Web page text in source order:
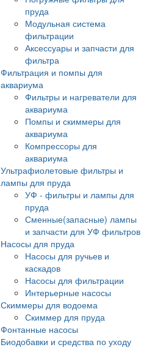
пруда
Модульная система
фильтрации
Аксессуары и запчасти для
фильтра
Фильтрация и помпы для
аквариума
Фильтры и нагреватели для
аквариума
Помпы и скиммеры для
аквариума
Компрессоры для
аквариума
Ультрафиолетовые фильтры и
лампы для пруда
УФ - фильтры и лампы для
пруда
Сменные(запасные) лампы
и запчасти для УФ фильтров
Насосы для пруда
Насосы для ручьев и
каскадов
Насосы для фильтрации
Интерьерные насосы
Скиммеры для водоема
Скиммер для пруда
Фонтанные насосы
Биодобавки и средства по уходу